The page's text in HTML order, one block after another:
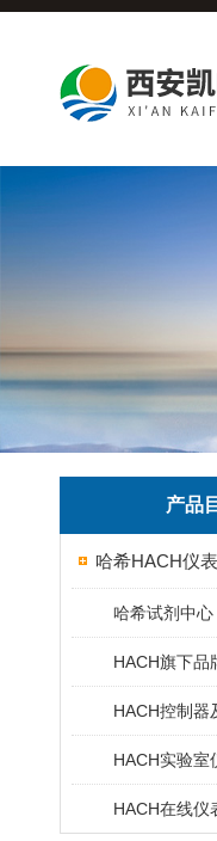
产品
哈希HACH仪表
哈希试剂中心
HACH旗下品
HACH控制器
HACH实验室
HACH在线仪